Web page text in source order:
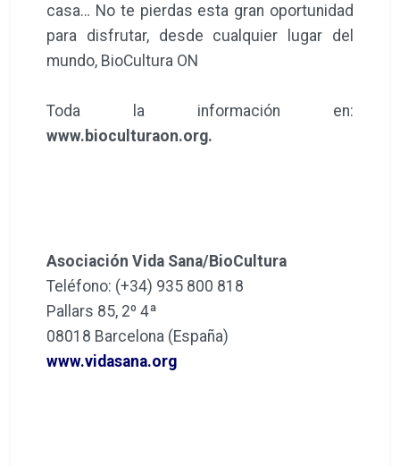
casa… No te pierdas esta gran oportunidad
para disfrutar, desde cualquier lugar del
mundo, BioCultura ON
Toda la información en:
www.bioculturaon.org.
Asociación Vida Sana/BioCultura
Teléfono: (+34) 935 800 818
Pallars 85, 2º 4ª
08018 Barcelona (España)
www.vidasana.org